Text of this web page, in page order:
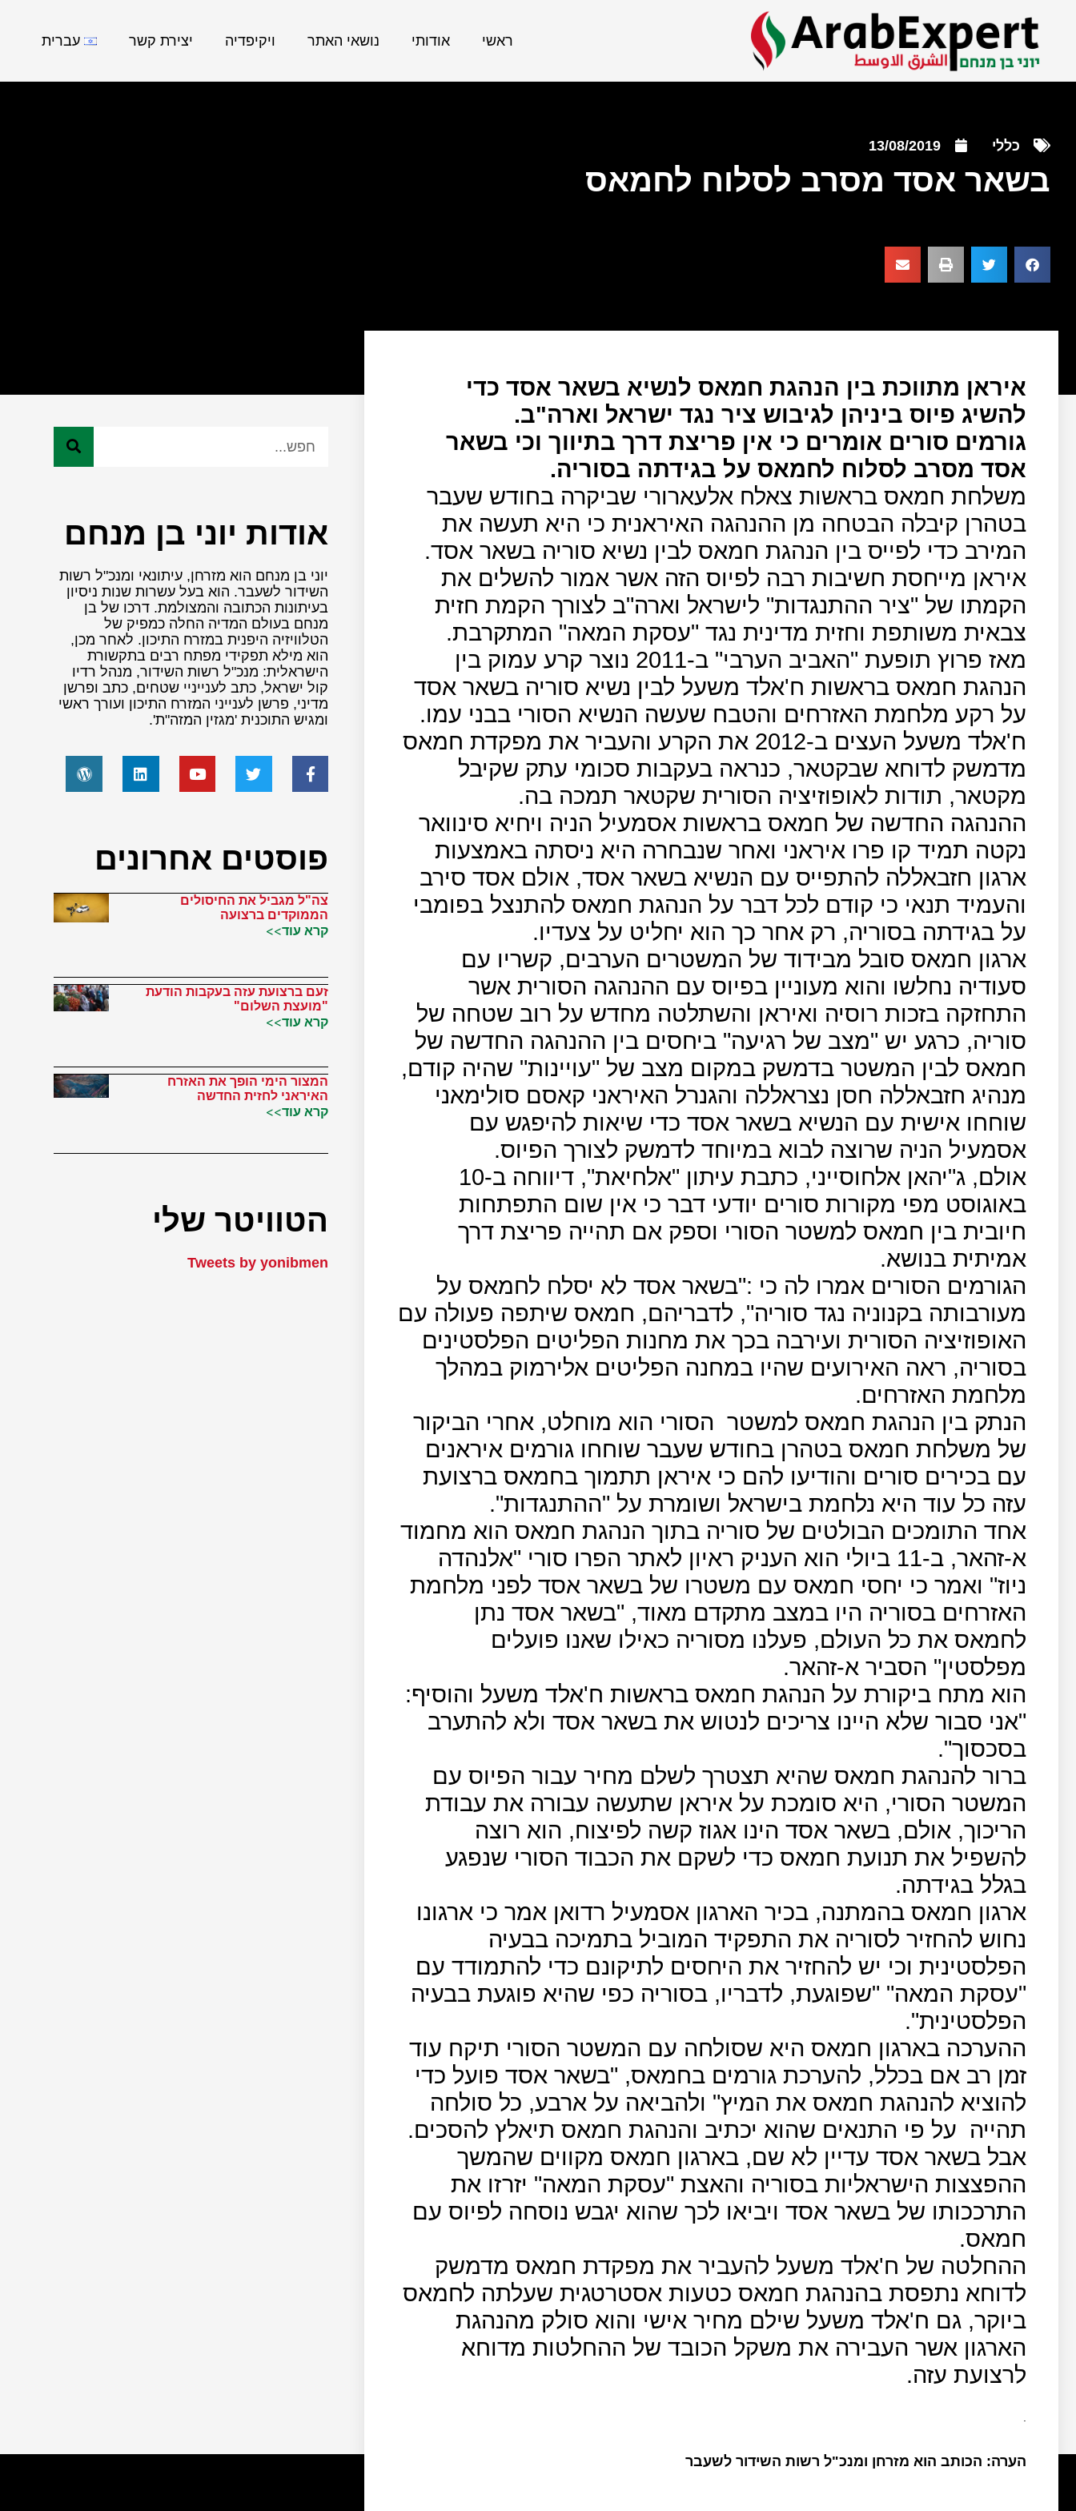
ראשי אודותי נושאי האתר ויקיפדיה יצירת קשר עברית
כללי 13/08/2019
בשאר אסד מסרב לסלוח לחמאס
איראן מתווכת בין הנהגת חמאס לנשיא בשאר אסד כדי
להשיג פיוס ביניהן לגיבוש ציר נגד ישראל וארה"ב.
גורמים סורים אומרים כי אין פריצת דרך בתיווך וכי בשאר
אסד מסרב לסלוח לחמאס על בגידתה בסוריה.
משלחת חמאס בראשות צאלח אלעארורי שביקרה בחודש שעבר
בטהרן קיבלה הבטחה מן ההנהגה האיראנית כי היא תעשה את
המירב כדי לפייס בין הנהגת חמאס לבין נשיא סוריה בשאר אסד.
איראן מייחסת חשיבות רבה לפיוס הזה אשר אמור להשלים את
הקמתו של "ציר ההתנגדות" לישראל וארה"ב לצורך הקמת חזית
צבאית משותפת וחזית מדינית נגד "עסקת המאה" המתקרבת.
מאז פרוץ תופעת "האביב הערבי" ב-2011 נוצר קרע עמוק בין
הנהגת חמאס בראשות ח'אלד משעל לבין נשיא סוריה בשאר אסד
על רקע מלחמת האזרחים והטבח שעשה הנשיא הסורי בבני עמו.
ח'אלד משעל העצים ב-2012 את הקרע והעביר את מפקדת חמאס
מדמשק לדוחא שבקטאר, כנראה בעקבות סכומי עתק שקיבל
מקטאר, תודות לאופוזיציה הסורית שקטאר תמכה בה.
ההנהגה החדשה של חמאס בראשות אסמעיל הניה ויחיא סינוואר
נקטה תמיד קו פרו איראני ואחר שנבחרה היא ניסתה באמצעות
ארגון חזבאללה להתפייס עם הנשיא בשאר אסד, אולם אסד סירב
והעמיד תנאי כי קודם לכל דבר על הנהגת חמאס להתנצל בפומבי
על בגידתה בסוריה, רק אחר כך הוא יחליט על צעדיו.
ארגון חמאס סובל מבידוד של המשטרים הערבים, קשריו עם
סעודיה נחלשו והוא מעוניין בפיוס עם ההנהגה הסורית אשר
התחזקה בזכות רוסיה ואיראן והשתלטה מחדש על רוב שטחה של
סוריה, כרגע יש "מצב של רגיעה" ביחסים בין ההנהגה החדשה של
חמאס לבין המשטר בדמשק במקום מצב של "עויינות" שהיה קודם,
מנהיג חזבאללה חסן נצראללה והגנרל האיראני קאסם סולימאני
שוחחו אישית עם הנשיא בשאר אסד כדי שיאות להיפגש עם
אסמעיל הניה שרוצה לבוא במיוחד לדמשק לצורך הפיוס.
אולם, ג"יהאן אלחוסייני, כתבת עיתון "אלחיאת", דיווחה ב-10
באוגוסט מפי מקורות סורים יודעי דבר כי אין שום התפתחות
חיובית בין חמאס למשטר הסורי וספק אם תהייה פריצת דרך
אמיתית בנושא.
הגורמים הסורים אמרו לה כי :"בשאר אסד לא יסלח לחמאס על
מעורבותה בקנוניה נגד סוריה", לדבריהם, חמאס שיתפה פעולה עם
האופוזיציה הסורית ועירבה בכך את מחנות הפליטים הפלסטינים
בסוריה, ראה האירועים שהיו במחנה הפליטים אלירמוק במהלך
מלחמת האזרחים.
הנתק בין הנהגת חמאס למשטר הסורי הוא מוחלט, אחרי הביקור
של משלחת חמאס בטהרן בחודש שעבר שוחחו גורמים איראנים
עם בכירים סורים והודיעו להם כי איראן תתמוך בחמאס ברצועת
עזה כל עוד היא נלחמת בישראל ושומרת על "ההתנגדות".
אחד התומכים הבולטים של סוריה בתוך הנהגת חמאס הוא מחמוד
א-זהאר, ב-11 ביולי הוא העניק ראיון לאתר הפרו סורי "אלנהדה
ניוז" ואמר כי יחסי חמאס עם משטרו של בשאר אסד לפני מלחמת
האזרחים בסוריה היו במצב מתקדם מאוד, "בשאר אסד נתן
לחמאס את כל העולם, פעלנו מסוריה כאילו שאנו פועלים
מפלסטין" הסביר א-זהאר.
הוא מתח ביקורת על הנהגת חמאס בראשות ח'אלד משעל והוסיף:
"אני סבור שלא היינו צריכים לנטוש את בשאר אסד ולא להתערב
בסכסוך".
ברור להנהגת חמאס שהיא תצטרך לשלם מחיר עבור הפיוס עם
המשטר הסורי, היא סומכת על איראן שתעשה עבורה את עבודת
הריכוך, אולם, בשאר אסד הינו אגוז קשה לפיצוח, הוא רוצה
להשפיל את תנועת חמאס כדי לשקם את הכבוד הסורי שנפגע
בגלל בגידתה.
ארגון חמאס בהמתנה, בכיר הארגון אסמעיל רדואן אמר כי ארגונו
נחוש להחזיר לסוריה את התפקיד המוביל בתמיכה בבעיה
הפלסטינית וכי יש להחזיר את היחסים לתיקונם כדי להתמודד עם
"עסקת המאה" "שפוגעת, לדבריו, בסוריה כפי שהיא פוגעת בבעיה
הפלסטינית".
ההערכה בארגון חמאס היא שסולחה עם המשטר הסורי תיקח עוד
זמן רב אם בכלל, להערכת גורמים בחמאס, "בשאר אסד פועל כדי
להוציא להנהגת חמאס את המיץ" ולהביאה על ארבע, כל סולחה
תהייה על פי התנאים שהוא יכתיב והנהגת חמאס תיאלץ להסכים.
אבל בשאר אסד עדיין לא שם, בארגון חמאס מקווים שהמשך
ההפצצות הישראליות בסוריה והאצת "עסקת המאה" יזרזו את
התרככותו של בשאר אסד ויביאו לכך שהוא יגבש נוסחה לפיוס עם
חמאס.
ההחלטה של ח'אלד משעל להעביר את מפקדת חמאס מדמשק
לדוחא נתפסת בהנהגת חמאס כטעות אסטרטגית שעלתה לחמאס
ביוקר, גם ח'אלד משעל שילם מחיר אישי והוא סולק מהנהגת
הארגון אשר העבירה את משקל הכובד של ההחלטות מדוחא
לרצועת עזה.
.
הערה: הכותב הוא מזרחן ומנכ"ל רשות השידור לשעבר
אודות יוני בן מנחם
יוני בן מנחם הוא מזרחן, עיתונאי ומנכ"ל רשות
השידור לשעבר. הוא בעל עשרות שנות ניסיון
בעיתונות הכתובה והמצולמת. דרכו של בן
מנחם בעולם המדיה החלה כמפיק של
הטלוויזיה היפנית במזרח התיכון. לאחר מכן,
הוא מילא תפקידי מפתח רבים בתקשורת
הישראלית: מנכ"ל רשות השידור, מנהל רדיו
קול ישראל, כתב לענייניי שטחים, כתב ופרשן
מדיני, פרשן לענייני המזרח התיכון ועורך ראשי
ומגיש התוכנית 'מגזין המזה"ת'.
פוסטים אחרונים
צה"ל מגביל את החיסולים
הממוקדים ברצועה
קרא עוד>>
זעם ברצועת עזה בעקבות הודעת
"מועצת השלום"
קרא עוד>>
המצור הימי הופך את האזרח
האיראני לחזית החדשה
קרא עוד>>
הטוויטר שלי
Tweets by yonibmen